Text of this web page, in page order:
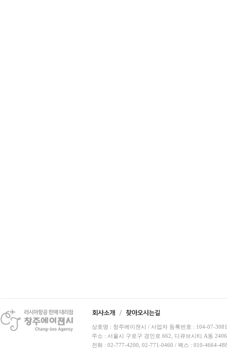
상호명 : 창주에이젼시 / 사업자 등록번호 : 104-07-
주소 : 서울시 구로구 경인로 662, 디큐브시티 A동
전화 : 02-777-4200, 02-771-0460 / 팩스 : 010-4664-